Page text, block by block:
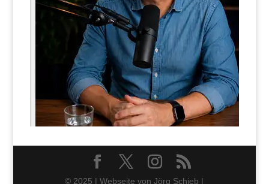
© 2025 | Webseite von Jörg Schieb |